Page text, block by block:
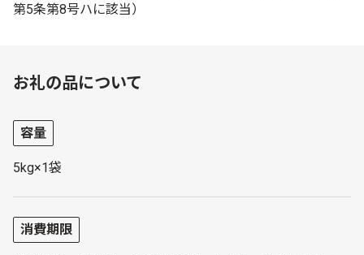
第5条第8号ハに該当）
お礼の品について
容量
5kg×1袋
消費期限